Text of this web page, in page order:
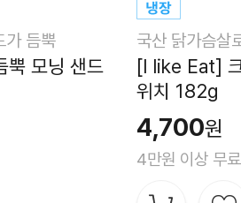
가 듬뿍
모닝 샌드
국산 닭가슴살
[I like Eat]
위치 182g
4,700원
4만원 이상 무